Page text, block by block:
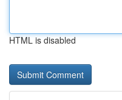
HTML is disabled